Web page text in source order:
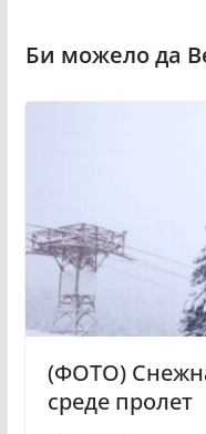
(ФОТО)
среде пролет